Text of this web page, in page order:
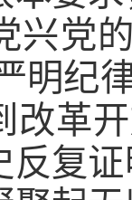
兴党
明纪
改革
反复